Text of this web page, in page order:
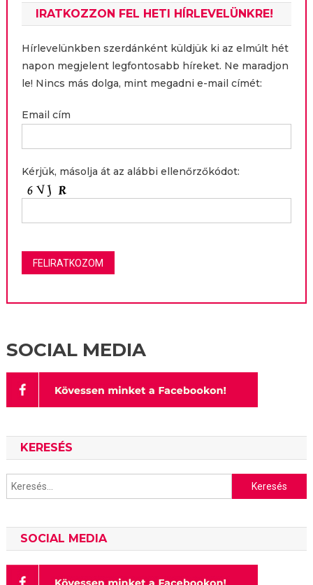
IRATKOZZON FEL HETI HÍRLEVELÜNKRE!
Hírlevelünkben szerdánként küldjük ki az elmúlt hét
napon megjelent legfontosabb híreket. Ne maradjon
le! Nincs más dolga, mint megadni e-mail címét:
Email cím
Kérjük, másolja át az alábbi ellenőrzőkódot:
SOCIAL MEDIA
KERESÉS
Keresés:
SOCIAL MEDIA